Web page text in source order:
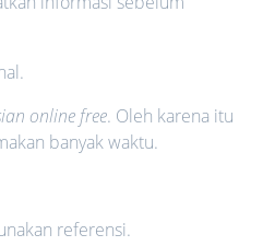
online free. Oleh karena itu
banyak waktu.
referensi.